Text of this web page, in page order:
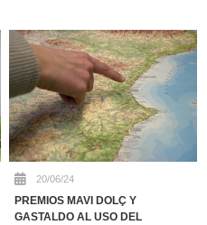
20/06/24
PREMIOS MAVI DOLÇ Y
GASTALDO AL USO DEL